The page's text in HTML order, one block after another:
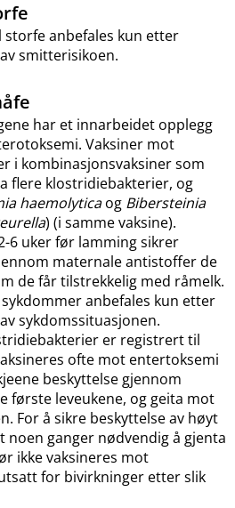
storfe anbefales kun etter
smitterisikoen.
har et innarbeidet opplegg
Vaksiner mot
i kombinasjonsvaksiner som
flere klostridiebakterier, og
haemolyticaog Bibersteinia
) (i samme vaksine).
6 uker før lamming sikrer
maternale antistoffer de
de får tilstrekkelig med råmelk.
anbefales kun etter
sykdomssituasjonen.
er registrert til
ofte mot entertoksemi
beskyttelse gjennom
første leveukene, og geita mot
For å sikre beskyttelse av høyt
noen ganger nødvendig å gjenta
ikke vaksineres mot
for bivirkninger etter slik